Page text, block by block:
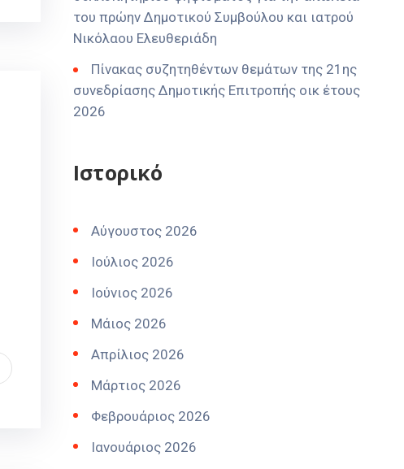
του πρώην Δημοτικού Συμβούλου και ιατρού
Νικόλαου Ελευθεριάδη
Πίνακας συζητηθέντων θεμάτων της 21ης
συνεδρίασης Δημοτικής Επιτροπής οικ έτους
2026
Ιστορικό
Αύγουστος 2026
Ιούλιος 2026
Ιούνιος 2026
Μάιος 2026
Απρίλιος 2026
Μάρτιος 2026
Φεβρουάριος 2026
Ιανουάριος 2026